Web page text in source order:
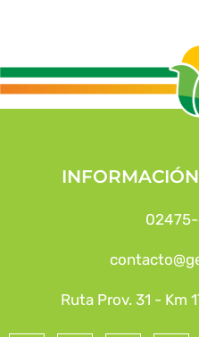
Ruta Prov. 31 - Km